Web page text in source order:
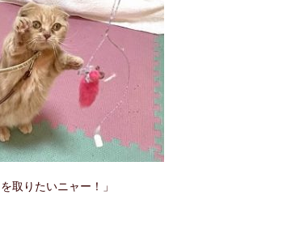
取りたいニャー！」